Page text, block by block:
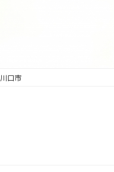
川口市